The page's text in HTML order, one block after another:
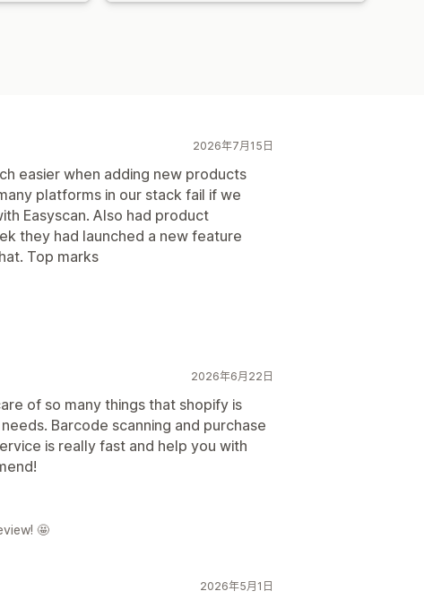
2026年7月15日
easier when adding new products
platforms in our stack fail if we
Easyscan. Also had product
they had launched a new feature
Top marks
2026年6月22日
of so many things that shopify is
Barcode scanning and purchase
is really fast and help you with
🤩
2026年5月1日